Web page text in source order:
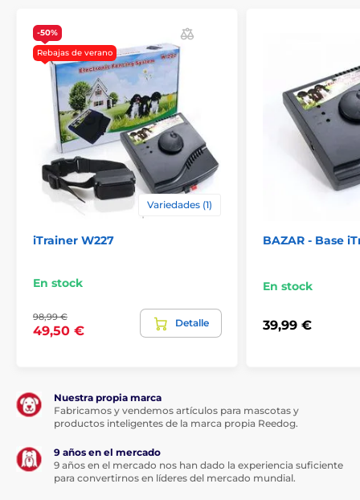
-50%
Rebajas de verano
Variedades (1)
iTrainer W227
En stock
98,99 €
49,50 €
Detalle
BAZAR - Base
En stock
39,99 €
Nuestra propia marca
Fabricamos y vendemos artículos para mascotas y
productos inteligentes de la marca propia Reedog.
9 años en el mercado
9 años en el mercado nos han dado la experiencia suficiente
para convertirnos en líderes del mercado mundial.